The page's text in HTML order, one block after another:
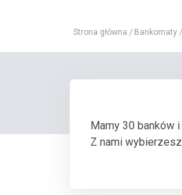
Strona główna Bankomaty
Mamy 30 banków
Z nami